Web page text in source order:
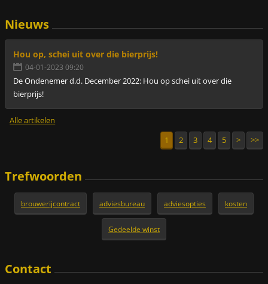
Nieuws
Hou op, schei uit over die bierprijs!
04-01-2023 09:20
De Ondenemer d.d. December 2022: Hou op schei uit over die
bierprijs!
Alle artikelen
1
2 3 4 5 > >>
Trefwoorden
brouwerijcontract adviesbureau adviesopties kosten
Gedeelde winst
Contact